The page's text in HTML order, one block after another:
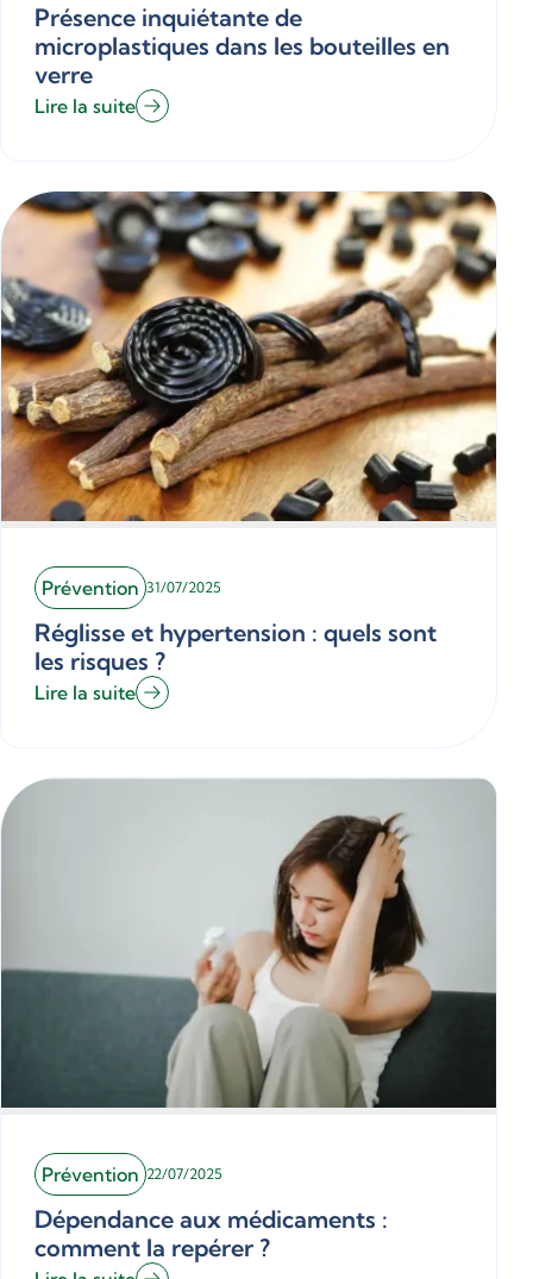
Présence inquiétante de
microplastiques dans les bouteilles en
verre
Lire la suite
Prévention 31/07/2025
Réglisse et hypertension : quels sont
les risques ?
Lire la suite
Prévention 22/07/2025
Dépendance aux médicaments :
comment la repérer ?